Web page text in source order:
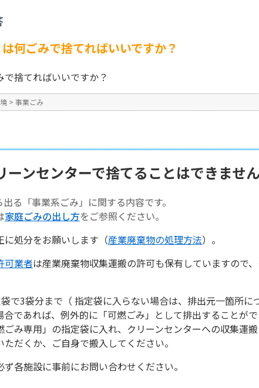
何ごみで捨てればいいですか？
で捨てればいいですか？
> 事業ごみ
ーンセンターで捨てることはできません
る「事業系ごみ」に関する内容です。
家庭ごみの出し方をご参照ください。
処分をお願いします（産業廃棄物の処理方法）。
可業者は産業廃棄物収集運搬の許可も保有していますので
で3袋分まで（ 指定袋に入らない場合は、排出元一箇所に
であれば、例外的に「可燃ごみ」として排出することがで
ごみ専用」の指定袋に入れ、クリーンセンターへの収集運
だくか、ご自身で搬入してください。
ず各施設に事前にお問い合わせください。